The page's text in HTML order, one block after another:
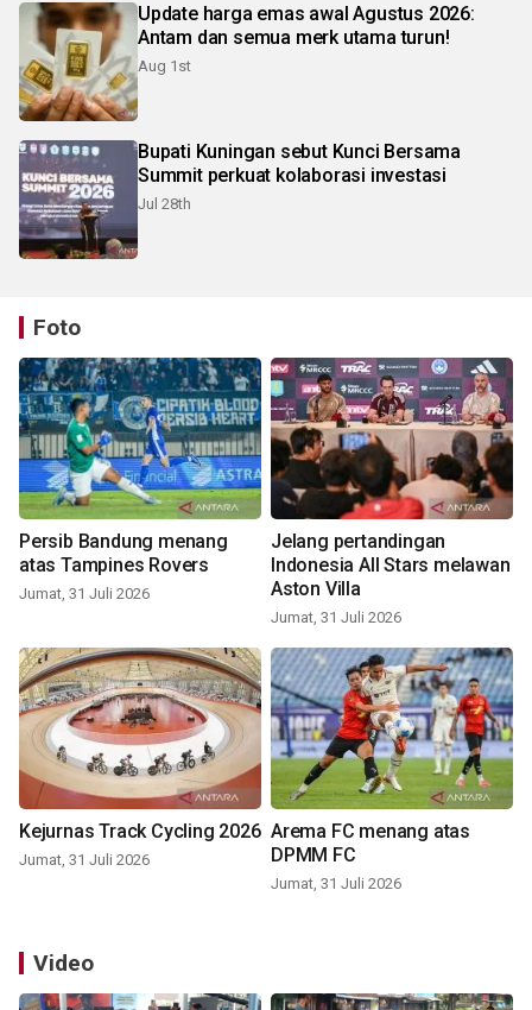
Update harga emas awal Agustus 2026:
Antam dan semua merk utama turun!
Aug 1st
Bupati Kuningan sebut Kunci Bersama
Summit perkuat kolaborasi investasi
Jul 28th
Foto
Persib Bandung menang
atas Tampines Rovers
Jumat, 31 Juli 2026
Jelang pertandingan
Indonesia All Stars melawan
Aston Villa
Jumat, 31 Juli 2026
Kejurnas Track Cycling 2026
Jumat, 31 Juli 2026
Arema FC menang atas
DPMM FC
Jumat, 31 Juli 2026
Video